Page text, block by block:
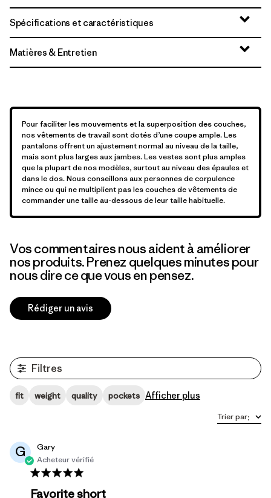
Spécifications et caractéristiques
Matières & Entretien
Pour faciliter les mouvements et la superposition des couches,
nos vêtements de travail sont dotés d’une coupe ample. Les
pantalons offrent un ajustement normal au niveau de la taille,
mais sont plus larges aux jambes. Les vestes sont plus amples
que la plupart de nos modèles, surtout au niveau des épaules et
dans le dos. Nous conseillons aux personnes de corpulence
mince ou qui ne multiplient pas les couches de vêtements de
commander une taille au-dessous de leur taille habituelle.
Vos commentaires nous aident à améliorer
nos produits. Prenez quelques minutes pour
nous dire ce que vous en pensez.
Rédiger un avis
Filtres
fit weight quality pockets Afficher plus
Trier par:
G
Gary
Acheteur vérifié
Favorite short